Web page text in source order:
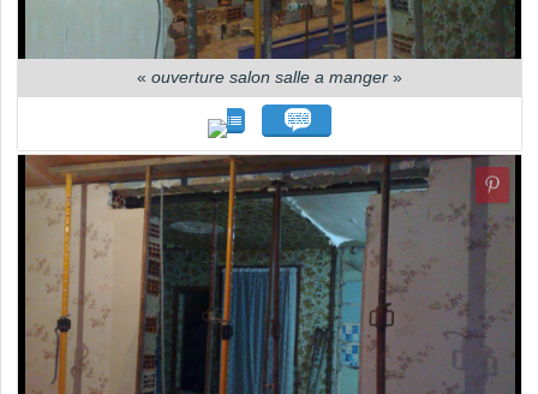
« ouverture salon salle a manger »